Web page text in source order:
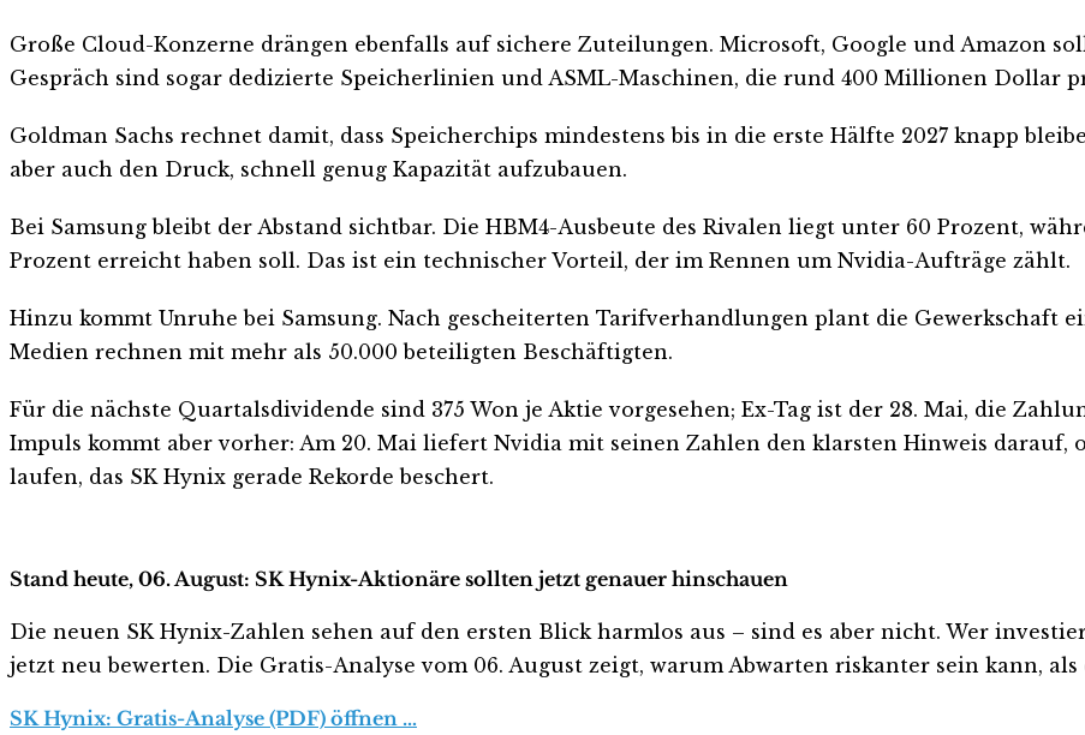
Große Cloud-Konzerne drängen ebenfalls auf sichere Zuteilungen. Microsoft, Google und Amazon
Gespräch sind sogar dedizierte Speicherlinien und ASML-Maschinen, die rund 400 Millionen Dollar
Goldman Sachs rechnet damit, dass Speicherchips mindestens bis in die erste Hälfte 2027 knapp
aber auch den Druck, schnell genug Kapazität aufzubauen.
Bei Samsung bleibt der Abstand sichtbar. Die HBM4-Ausbeute des Rivalen liegt unter 60 Prozent,
Prozent erreicht haben soll. Das ist ein technischer Vorteil, der im Rennen um Nvidia-Aufträge zählt.
Hinzu kommt Unruhe bei Samsung. Nach gescheiterten Tarifverhandlungen plant die Gewerkschaft
Medien rechnen mit mehr als 50.000 beteiligten Beschäftigten.
Für die nächste Quartalsdividende sind 375 Won je Aktie vorgesehen; Ex-Tag ist der 28. Mai, die
Impuls kommt aber vorher: Am 20. Mai liefert Nvidia mit seinen Zahlen den klarsten Hinweis darauf,
laufen, das SK Hynix gerade Rekorde beschert.
Stand heute, 06. August: SK Hynix-Aktionäre sollten jetzt genauer hinschauen
Die neuen SK Hynix-Zahlen sehen auf den ersten Blick harmlos aus – sind es aber nicht. Wer
jetzt neu bewerten. Die Gratis-Analyse vom 06. August zeigt, warum Abwarten riskanter sein kann, als
SK Hynix: Gratis-Analyse (PDF) öffnen …